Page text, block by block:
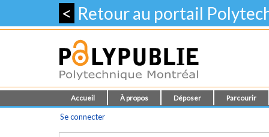
< Retour au portail
Accueil À propos Déposer Parcourir
Se connecter